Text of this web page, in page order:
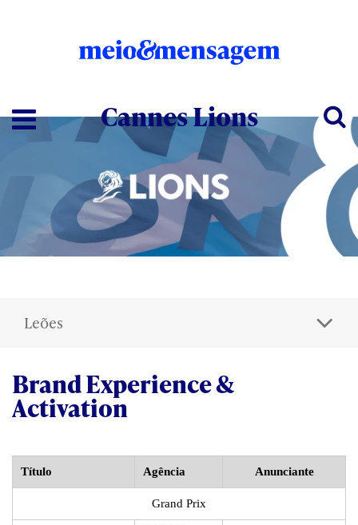
Cannes Lions
Leões
Brand Experience &
Activation
Título Agência Anunciante
Grand Prix